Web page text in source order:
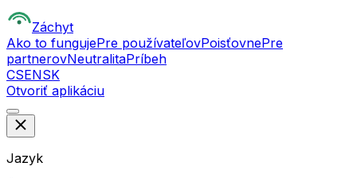
Záchyt
Ako to fungujePre používateľovPoisťovnePre
partnerovNeutralitaPríbeh
CSENSK
Otvoriť aplikáciu
Jazyk